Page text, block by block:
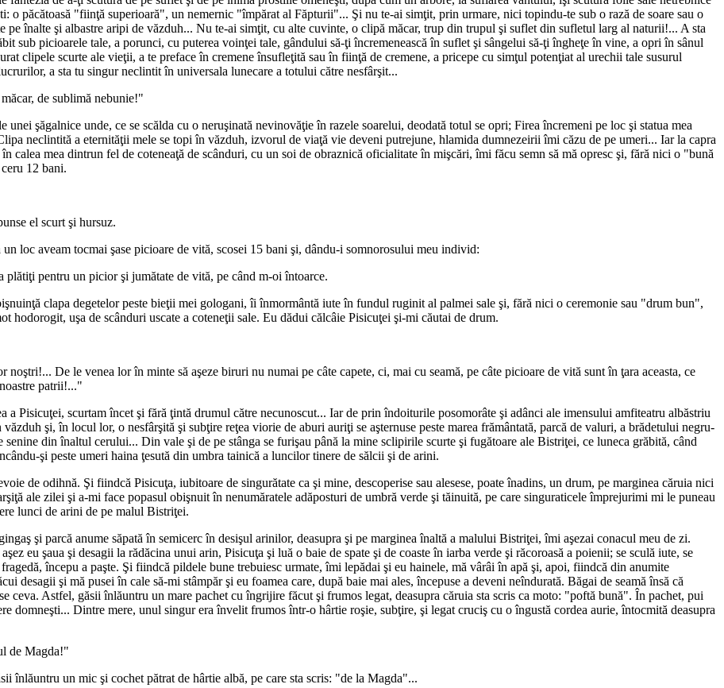
o păcătoasă "fiinţă superioară", un nemernic "împărat al Făpturii"... Şi nu te-ai simţit, prin urmare, nici topindu-te sub o rază de soare sau o
înalte şi albastre aripi de văzduh... Nu te-ai simţit, cu alte cuvinte, o clipă măcar, trup din trupul şi suflet din sufletul larg al naturii!... A sta
sub picioarele tale, a porunci, cu puterea voinţei tale, gândului să-ţi încremenească în suflet şi sângelui să-ţi îngheţe în vine, a opri în sânul
clipele scurte ale vieţii, a te preface în cremene însufleţită sau în fiinţă de cremene, a pricepe cu simţul potenţiat al urechii tale susurul
a sta tu singur neclintit în universala lunecare a totului către nesfârşit...
de sublimă nebunie!"
şăgalnice unde, ce se scălda cu o neruşinată nevinovăţie în razele soarelui, deodată totul se opri; Firea încremeni pe loc şi statua mea
neclintită a eternităţii mele se topi în văzduh, izvorul de viaţă vie deveni putrejune, hlamida dumnezeirii îmi căzu de pe umeri... Iar la capra
mea dintrun fel de coteneaţă de scânduri, cu un soi de obraznică oficialitate în mişcări, îmi făcu semn să mă opresc şi, fără nici o "bună
12 bani.
el scurt şi hursuz.
loc aveam tocmai şase picioare de vită, scosei 15 bani şi, dându-i somnorosului meu individ:
pentru un picior şi jumătate de vită, pe când m-oi întoarce.
clapa degetelor peste bieţii mei gologani, îi înmormântă iute în fundul ruginit al palmei sale şi, fără nici o ceremonie sau "drum bun",
hodorogit, uşa de scânduri uscate a coteneţii sale. Eu dădui călcâie Pisicuţei şi-mi căutai de drum.
De le venea lor în minte să aşeze biruri nu numai pe câte capete, ci, mai cu seamă, pe câte picioare de vită sunt în ţara aceasta, ce
patrii!..."
a Pisicuţei, scurtam încet şi fără ţintă drumul către necunoscut... Iar de prin îndoiturile posomorâte şi adânci ale imensului amfiteatru albăstriu
şi, în locul lor, o nesfârşită şi subţire reţea viorie de aburi auriţi se aşternuse peste marea frământată, parcă de valuri, a brădetului negru-
din înaltul cerului... Din vale şi de pe stânga se furişau până la mine sclipirile scurte şi fugătoare ale Bistriţei, ce luneca grăbită, când
şi peste umeri haina ţesută din umbra tainică a luncilor tinere de sălcii şi de arini.
de odihnă. Şi fiindcă Pisicuţa, iubitoare de singurătate ca şi mine, descoperise sau alesese, poate înadins, un drum, pe marginea căruia nici
ale zilei şi a-mi face popasul obişnuit în nenumăratele adăposturi de umbră verde şi tăinuită, pe care singuraticele împrejurimi mi le puneau
lunci de arini de pe malul Bistriţei.
şi parcă anume săpată în semicerc în desişul arinilor, deasupra şi pe marginea înaltă a malului Bistriţei, îmi aşezai conacul meu de zi.
eu şaua şi desagii la rădăcina unui arin, Pisicuţa şi luă o baie de spate şi de coaste în iarba verde şi răcoroasă a poienii; se sculă iute, se
începu a paşte. Şi fiindcă pildele bune trebuiesc urmate, îmi lepădai şi eu hainele, mă vârâi în apă şi, apoi, fiindcă din anumite
desagii şi mă pusei în cale să-mi stâmpăr şi eu foamea care, după baie mai ales, începuse a deveni neîndurată. Băgai de seamă însă că
ceva. Astfel, găsii înlăuntru un mare pachet cu îngrijire făcut şi frumos legat, deasupra căruia sta scris ca moto: "poftă bună". În pachet, pui
domneşti... Dintre mere, unul singur era învelit frumos într-o hârtie roşie, subţire, şi legat cruciş cu o îngustă cordea aurie, întocmită deasupra
de Magda!"
înlăuntru un mic şi cochet pătrat de hârtie albă, pe care sta scris: "de la Magda"...